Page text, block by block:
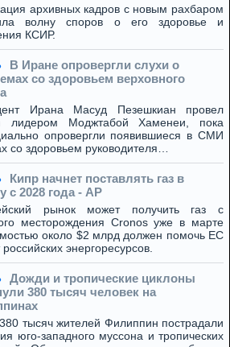
архивных кадров с новым рахбаром
волну споров о его здоровье и
КСИР.
В Иране опровергли слухи о
со здоровьем верховного
Ирана Масуд Пезешкиан провел
лидером Моджтабой Хаменеи, пока
опровергли появившиеся в СМИ
со здоровьем руководителя…
Кипр начнет поставлять газ в
с 2028 года - AP
рынок может получить газ с
месторождения Cronos уже в марте
около $2 млрд должен помочь ЕС
энергоресурсов.
Дожди и тропические циклоны
380 тысяч человек на
тысяч жителей Филиппин пострадали
юго-западного муссона и тропических